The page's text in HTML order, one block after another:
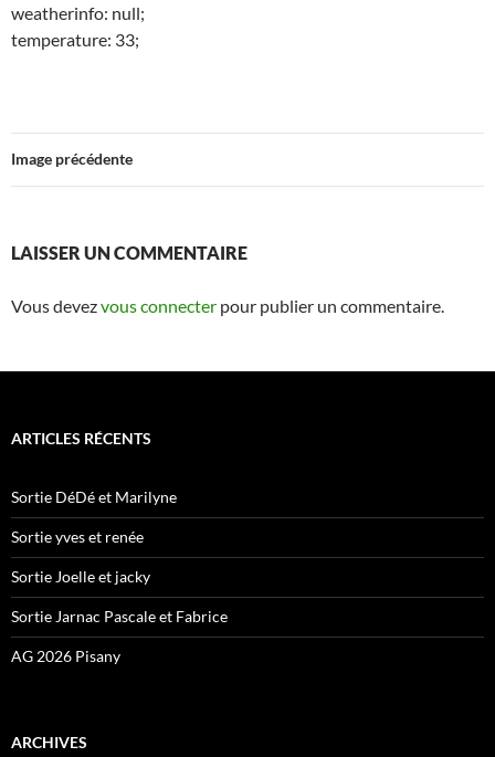
weatherinfo: null;
temperature: 33;
Image précédente
LAISSER UN COMMENTAIRE
Vous devezvous connecter pour publier un commentaire.
ARTICLES RÉCENTS
Sortie DéDé et Marilyne
Sortie yves et renée
Sortie Joelle et jacky
Sortie Jarnac Pascale et Fabrice
AG 2026 Pisany
ARCHIVES